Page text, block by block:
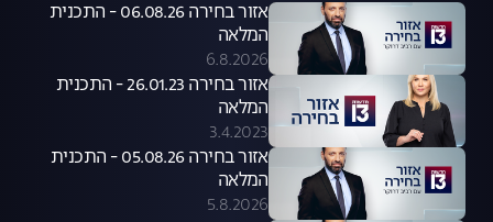
אזור בחירה 06.08.26 - התכנית
המלאה
6.8.2026
אזור בחירה 26.01.23 - התכנית
המלאה
3.4.2023
אזור בחירה 05.08.26 - התכנית
המלאה
5.8.2026